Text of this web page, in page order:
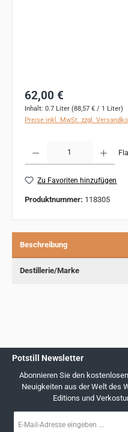
Regulärer Preis:
62,00 €
Inhalt: 0.7 Liter (88,57 € / 1 Liter)
Preise inkl. MwSt. zzgl.
Zu Favoriten hinzufügen
Produktnummer: 118305
Beschreibung
Destillerie/Marke
Potstill Newsletter
Abonnieren Sie den
Neuigkeiten aus der Welt des
Editions und
Mail-